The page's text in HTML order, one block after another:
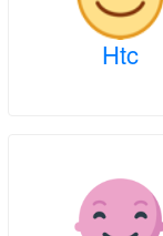
Htc